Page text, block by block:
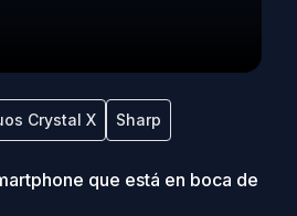
Crystal X Sharp
que está en boca de